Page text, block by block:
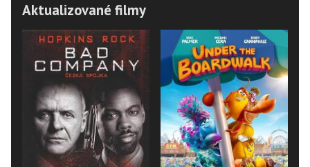
Aktualizované filmy